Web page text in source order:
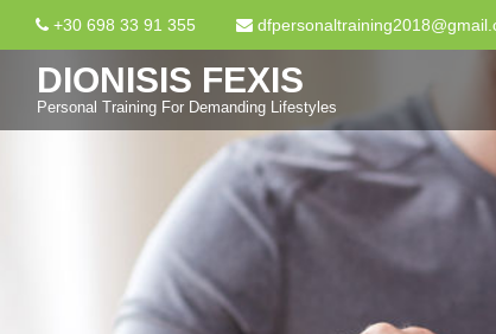
+30 698 33 91 355
DIONISIS FEXIS
Personal Training For Demanding Lifestyles